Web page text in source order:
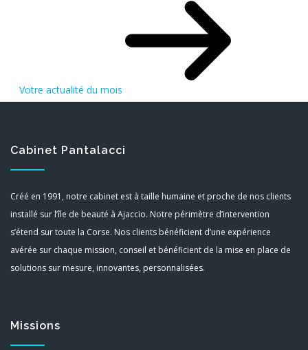
Votre actualité du mois
Cabinet Pantalacci
Créé en 1991, notre cabinet est à taille humaine et proche de nos clients
installé sur l’île de beauté à Ajaccio. Notre périmètre d’intervention
s’étend sur toute la Corse. Nos clients bénéficient d’une expérience
avérée sur chaque mission, conseil et bénéficient de la mise en place de
solutions sur mesure, innovantes, personnalisées.
Missions